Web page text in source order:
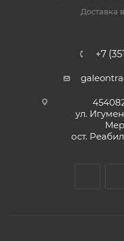
Доставка
+7
ул.
ост.